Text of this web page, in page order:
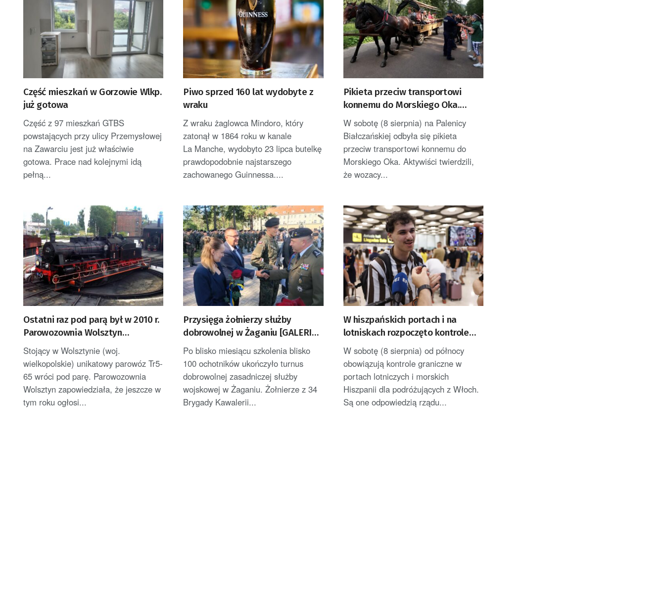
Część mieszkań w Gorzowie Wlkp.
już gotowa
Część z 97 mieszkań GTBS
powstających przy ulicy Przemysłowej
na Zawarciu jest już właściwie
gotowa. Prace nad kolejnymi idą
pełną...
Piwo sprzed 160 lat wydobyte z
wraku
Z wraku żaglowca Mindoro, który
zatonął w 1864 roku w kanale
La Manche, wydobyto 23 lipca butelkę
prawdopodobnie najstarszego
zachowanego Guinnessa....
Pikieta przeciw transportowi
konnemu do Morskiego Oka.
Wozacy zarzucają aktywistom
manipulacje
W sobotę (8 sierpnia) na Palenicy
Białczańskiej odbyła się pikieta
przeciw transportowi konnemu do
Morskiego Oka. Aktywiści twierdzili,
że wozacy...
Ostatni raz pod parą był w 2010 r.
Parowozownia Wolsztyn
rozpocznie remont unikatowego
Tr5-65
Stojący w Wolsztynie (woj.
wielkopolskie) unikatowy parowóz Tr5-
65 wróci pod parę. Parowozownia
Wolsztyn zapowiedziała, że jeszcze w
tym roku ogłosi...
Przysięga żołnierzy służby
dobrowolnej w Żaganiu [GALERIA
ZDJĘĆ]
Po blisko miesiącu szkolenia blisko
100 ochotników ukończyło turnus
dobrowolnej zasadniczej służby
wojskowej w Żaganiu. Żołnierze z 34
Brygady Kawalerii...
W hiszpańskich portach i na
lotniskach rozpoczęto kontrole
graniczne podróżujących z Włoch
W sobotę (8 sierpnia) od północy
obowiązują kontrole graniczne w
portach lotniczych i morskich
Hiszpanii dla podróżujących z Włoch.
Są one odpowiedzią rządu...